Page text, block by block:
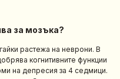
за мозъка?
растежа на неврони. В
когнитивните функции
на депресия за 4 седмици.